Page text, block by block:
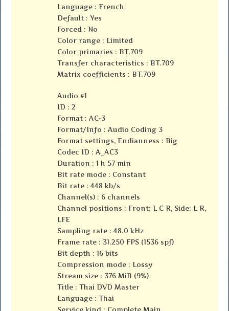
Language : French
Default : Yes
Forced : No
Color range : Limited
Color primaries : BT.709
Transfer characteristics : BT.709
Matrix coefficients : BT.709
Audio #1
ID : 2
Format : AC-3
Format/Info : Audio Coding 3
Format settings, Endianness : Big
Codec ID : A_AC3
Duration : 1 h 57 min
Bit rate mode : Constant
Bit rate : 448 kb/s
Channel(s) : 6 channels
Channel positions : Front: L C R, Side: L R,
LFE
Sampling rate : 48.0 kHz
Frame rate : 31.250 FPS (1536 spf)
Bit depth : 16 bits
Compression mode : Lossy
Stream size : 376 MiB (9%)
Title : Thai DVD Master
Language : Thai